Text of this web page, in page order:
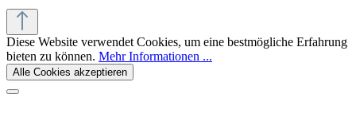
Diese Website verwendet Cookies, um eine bestmögliche Erfahrung
bieten zu können. Mehr Informationen ...
Alle Cookies akzeptieren